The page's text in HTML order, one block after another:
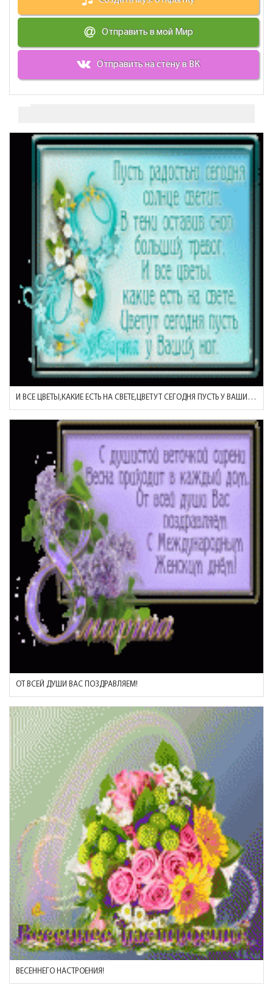
Отправить в мой Мир
Отправить на стену в ВК
И ВСЕ ЦВЕТЫ,КАКИЕ ЕСТЬ НА СВЕТЕ,ЦВЕТУТ СЕГОДНЯ ПУСТЬ У ВАШИХ НОГ
ОТ ВСЕЙ ДУШИ ВАС ПОЗДРАВЛЯЕМ!
ВЕСЕННЕГО НАСТРОЕНИЯ!